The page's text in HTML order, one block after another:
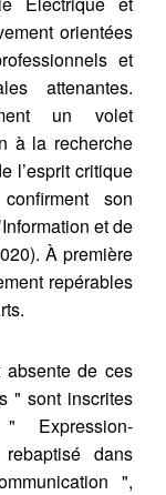
orientées
et
attenantes.
un volet
à la recherche
l’esprit critique
son
et de
À première
repérables
absente de ces
" sont inscrites
" Expression-
dans
",